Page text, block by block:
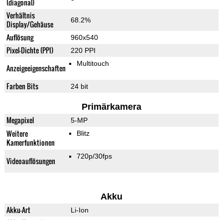
(diagonal)
Verhältnis
Display/Gehäuse
68.2%
Auflösung 960x540
Pixel-Dichte (PPI) 220 PPI
Anzeigeeigenschaften Multitouch
Farben Bits 24 bit
Primärkamera
Megapixel 5-MP
Weitere
Kamerfunktionen
Blitz
Videoauflösungen 720p/30fps
Akku
Akku-Art Li-Ion